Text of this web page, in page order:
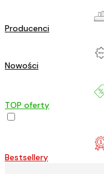
Producenci
Nowości
TOP oferty
Bestsellery